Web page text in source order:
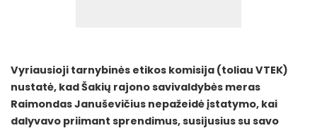
Vyriausioji tarnybinės etikos komisija (toliau VTEK)
nustatė, kad Šakių rajono savivaldybės meras
Raimondas Januševičius nepažeidė įstatymo, kai
dalyvavo priimant sprendimus, susijusius su savo